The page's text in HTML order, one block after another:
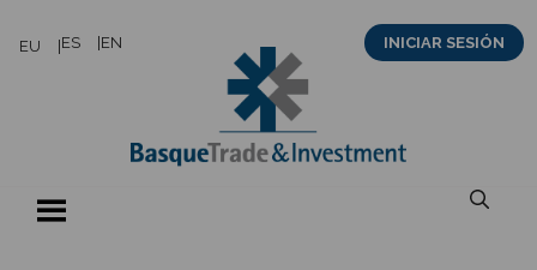
EU ES EN INICIAR SESIÓN